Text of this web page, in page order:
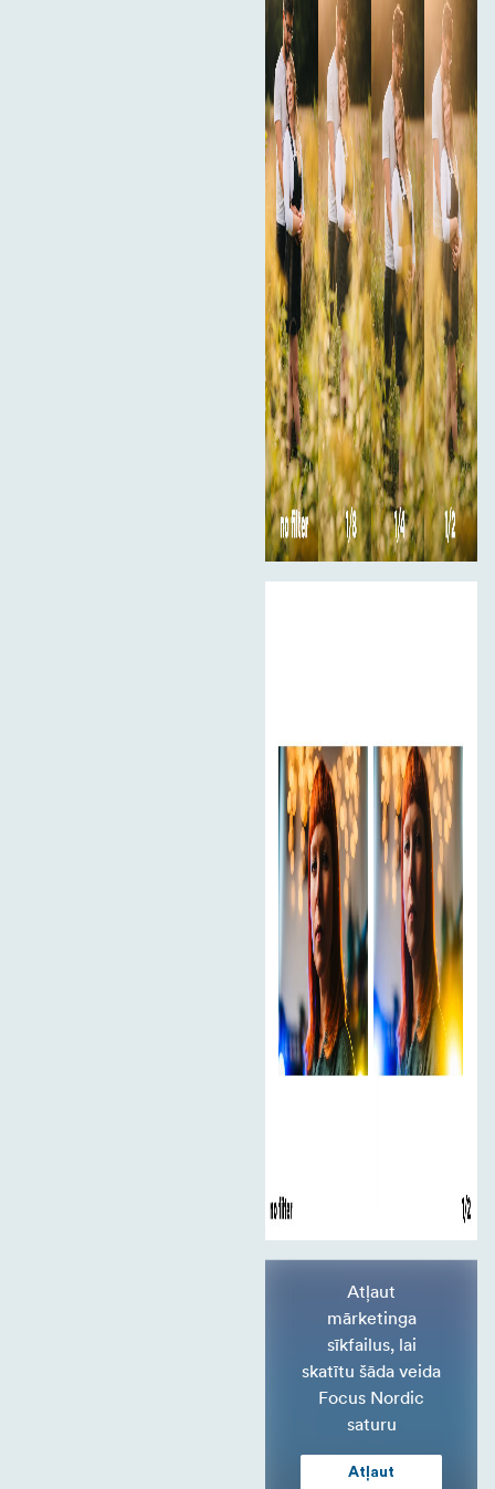
Atļaut
mārketinga
sīkfailus, lai
skatītu šāda veida
Focus Nordic
saturu
Atļaut